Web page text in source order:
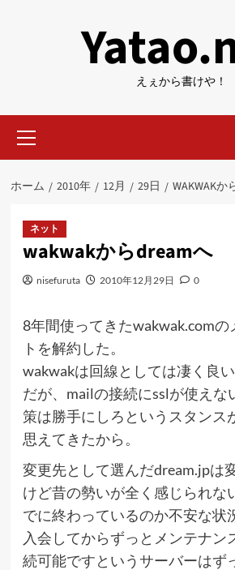
えぇから書けや！
イ
ン
ニ
ー
ホーム 2010年 12月 29日 WAKWAKか
ネット
wakwakからdreamへ
nisefuruta 2010年12月29日 0
8年間使ってきたwakwak.comの
トを解約した。
wakwakは回線としては凄く良
だが、mailの接続にsslが使えな
策は勝手にしろというスタンス
思えてきたから。
変更先として選んだdream.jpは
けど昔の勢いが全く感じられな
でに終わっているのか不安な状
入会してからずっとメンテナン
続可能ですというサーバーはず